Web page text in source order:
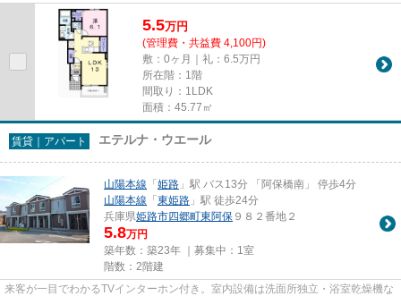
付けられているので、衣類や...
5.5万円
(管理費・共益費 4,100円)
敷：0ヶ月｜礼：6.5万円
所在階：1階
間取り：1LDK
面積：45.77㎡
賃貸｜アパート エテルナ・ウエール
山陽本線 「姫路 」駅 バス13分 「阿保橋南」 停歩4分
山陽本線 「東姫路 」駅 徒歩24分
兵庫県姫路市四郷町東阿保 ９８２番地２
5.8万円
築年数：築23年 ｜募集中： 1室
階数：2階建
来客が一目でわかるTVインターホン付き。室内設備は洗面所独立・浴室乾燥機な